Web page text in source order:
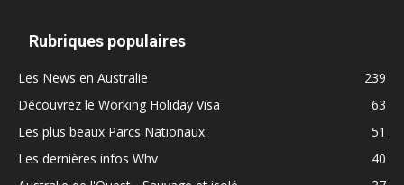
Rubriques populaires
Les News en Australie
239
Découvrez le Working Holiday Visa
63
Les plus beaux Parcs Nationaux
51
Les dernières infos Whv
40